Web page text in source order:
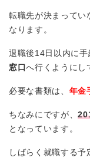
転職先が決まってい
なります。
退職後14日以内に手
窓口へ行くようにし
必要な書類は、 年金
ちなみにですが、
となっています。
しばらく就職する予